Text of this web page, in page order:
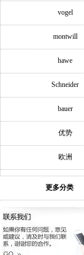
vogel
montwill
hawe
Schneider
bauer
优势
欧洲
更多分类